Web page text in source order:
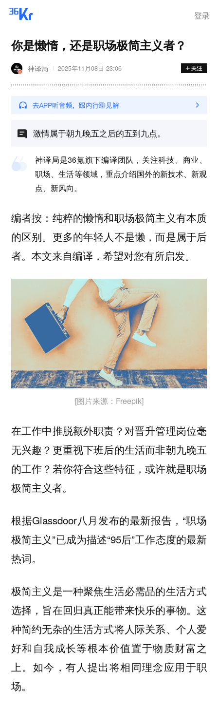
登录
你是懒惰，还是职场极简主义者？
神译局 2025年11月08日 23:06
激情属于朝九晚五之后的五到九点。
神译局是36氪旗下编译团队，关注科技、商业、
职场、生活等领域，重点介绍国外的新技术、新观
点、新风向。
编者按：纯粹的懒惰和职场极简主义有本质
的区别。更多的年轻人不是懒，而是属于后
者。本文来自编译，希望对您有所启发。
[图片来源：Freepik]
在工作中推脱额外职责？对晋升管理岗位毫
无兴趣？更重视下班后的生活而非朝九晚五
的工作？若你符合这些特征，或许就是职场
极简主义者。
根据Glassdoor八月发布的最新报告，“职场
极简主义”已成为描述“95后”工作态度的最新
热词。
极简主义是一种聚焦生活必需品的生活方式
选择，旨在回归真正能带来快乐的事物。这
种简约无杂的生活方式将人际关系、个人爱
好和自我成长等根本价值置于物质财富之
上。如今，有人提出将相同理念应用于职
场。